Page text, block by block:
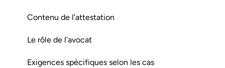
Contenu de l’attestation
Le rôle de l’avocat
Exigences spécifiques selon les cas